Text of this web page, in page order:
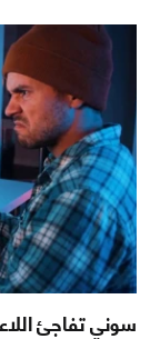
سوني تفاجئ